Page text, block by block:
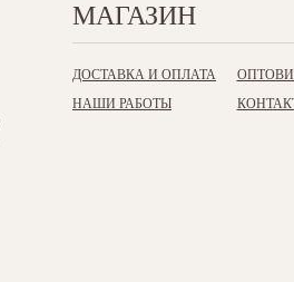
МАГАЗИН
ДОСТАВКА И ОПЛАТА
НАШИ РАБОТЫ